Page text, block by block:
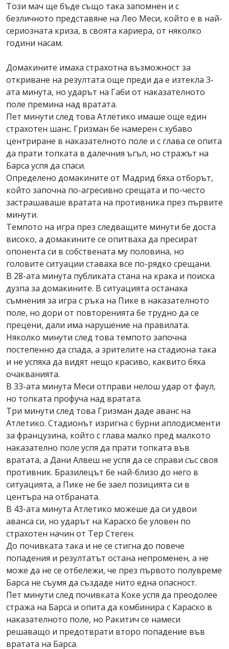
Този мач ще бъде също така запомнен и с
безличното представяне на Лео Меси, който е в най-
сериозната криза, в своята кариера, от няколко
години насам.
Домакините имаха страхотна възможност за
откриване на резултата още преди да е изтекла 3-
ата минута, но ударът на Габи от наказателното
поле премина над вратата.
Пет минути след това Атлетико имаше още един
страхотен шанс. Гризман бе намерен с хубаво
центриране в наказателното поле и с глава се опита
да прати топката в далечния ъгъл, но стражът на
Барса успя да спаси.
Определено домакините от Мадрид бяха отборът,
който започна по-агресивно срещата и по-често
застрашаваше вратата на противника през първите
минути.
Темпото на игра през следващите минути бе доста
високо, а домакините се опитваха да пресират
опонента си в собствената му половина, но
головите ситуации ставаха все по-рядко срещани.
В 28-ата минута публиката стана на крака и поиска
дузпа за домакините. В ситуацията останаха
съмнения за игра с ръка на Пике в наказателното
поле, но дори от повторенията бе трудно да се
прецени, дали има нарушение на правилата.
Няколко минути след това темпото започна
постепенно да спада, а зрителите на стадиона така
и не успяха да видят нещо красиво, каквито бяха
очакванията.
В 33-ата минута Меси отправи нелош удар от фаул,
но топката профуча над вратата.
Три минути след това Гризман даде аванс на
Атлетико. Стадионът изригна с бурни аплодисменти
за французина, който с глава малко пред малкото
наказателно поле успя да прати топката във
вратата, а Дани Алвеш не успя да се справи със своя
противник. Бразилецът бе най-близо до него в
ситуацията, а Пике не бе заел позицията си в
центъра на отбраната.
В 43-ата минута Атлетико можеше да си удвои
аванса си, но ударът на Караско бе уловен по
страхотен начин от Тер Стеген.
До почивката така и не се стигна до повече
попадения и резултатът остана непроменен, а не
може да не се отбележи, че през първото полувреме
Барса не съумя да създаде нито една опасност.
Пет минути след почивката Коке успя да преодолее
стража на Барса и опита да комбинира с Караско в
наказателното поле, но Ракитич се намеси
решаващо и предотврати второ попадение във
вратата на Барса.